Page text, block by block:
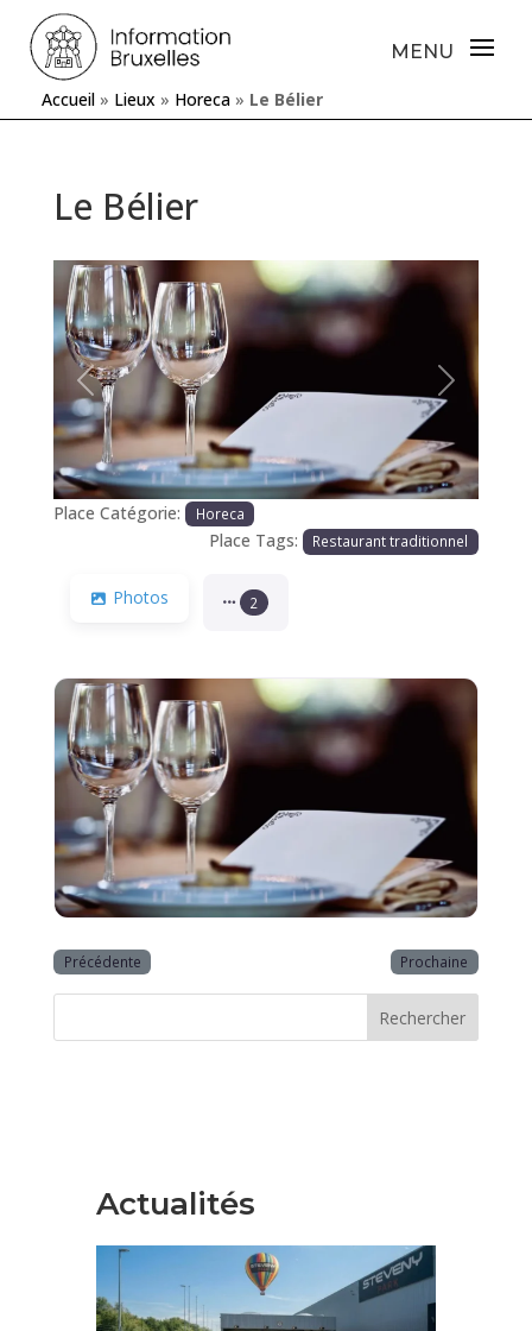
Accueil » Lieux » Horeca » Le Bélier
Le Bélier
Précédente Prochaine
Place Catégorie: Horeca
Place Tags: Restaurant traditionnel
Photos 2
Précédente Prochaine
Rechercher
Actualités